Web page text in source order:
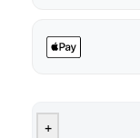
+